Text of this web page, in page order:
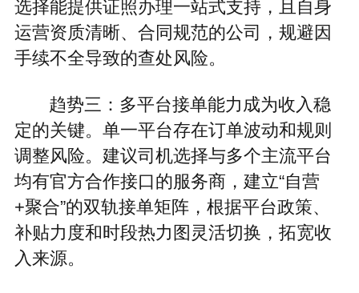
选择能提供证照办理一站式支持，且自身
运营资质清晰、合同规范的公司，规避因
手续不全导致的查处风险。
趋势三：多平台接单能力成为收入稳
定的关键。单一平台存在订单波动和规则
调整风险。建议司机选择与多个主流平台
均有官方合作接口的服务商，建立“自营
+聚合”的双轨接单矩阵，根据平台政策、
补贴力度和时段热力图灵活切换，拓宽收
入来源。